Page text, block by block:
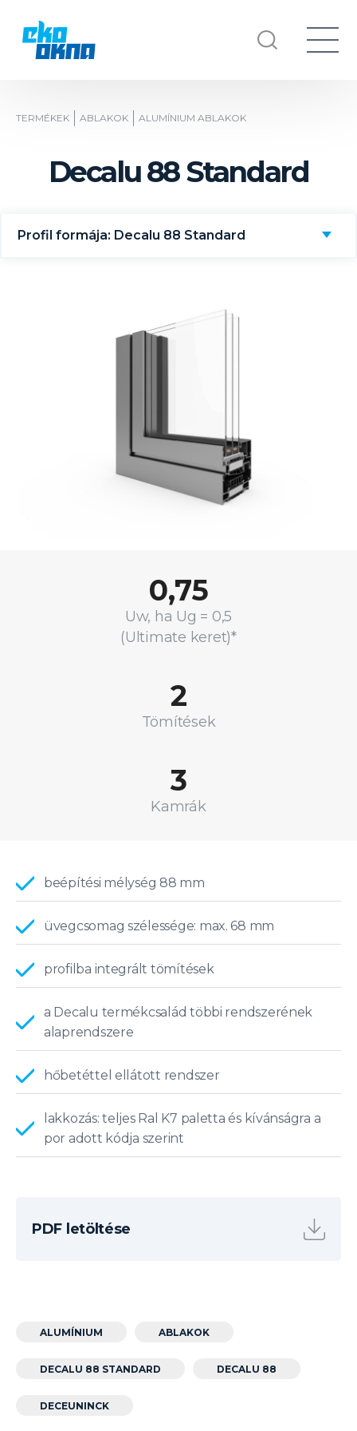
TERMÉKEK ABLAKOK ALUMÍNIUM ABLAKOK
Decalu 88 Standard
Profil formája: Decalu 88 Standard
0,75
Uw, ha Ug = 0,5
(Ultimate keret)*
2
Tömítések
3
Kamrák
beépítési mélység 88 mm
üvegcsomag szélessége: max. 68 mm
profilba integrált tömítések
a Decalu termékcsalád többi rendszerének
alaprendszere
hőbetéttel ellátott rendszer
lakkozás: teljes Ral K7 paletta és kívánságra a
por adott kódja szerint
PDF letöltése
ALUMÍNIUM ABLAKOK
DECALU 88 STANDARD DECALU 88
DECEUNINCK